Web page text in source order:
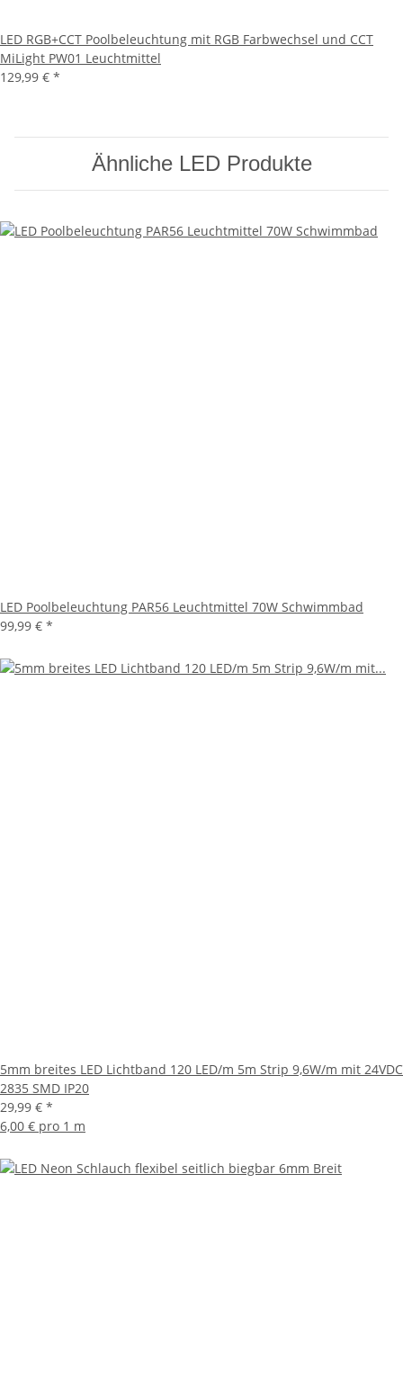
LED RGB+CCT Poolbeleuchtung mit RGB Farbwechsel und CCT
MiLight PW01 Leuchtmittel
129,99 € *
Ähnliche LED Produkte
LED Poolbeleuchtung PAR56 Leuchtmittel 70W Schwimmbad
99,99 € *
5mm breites LED Lichtband 120 LED/m 5m Strip 9,6W/m mit 24VDC
2835 SMD IP20
29,99 € *
6,00 € pro 1 m